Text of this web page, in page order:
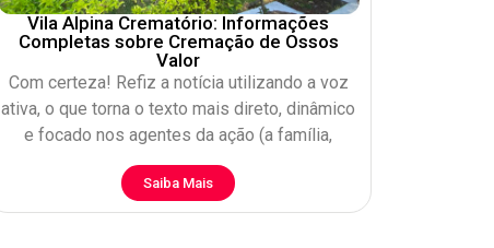
Vila Alpina Crematório: Informações
Completas sobre Cremação de Ossos
Valor
Com certeza! Refiz a notícia utilizando a voz
ativa, o que torna o texto mais direto, dinâmico
e focado nos agentes da ação (a família,
Saiba Mais